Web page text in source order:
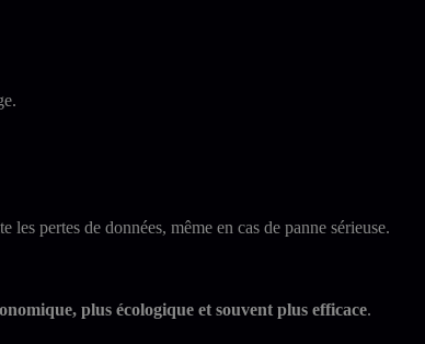
pertes de données, même en cas de panne sérieuse.
plus écologique et souvent plus efficace.